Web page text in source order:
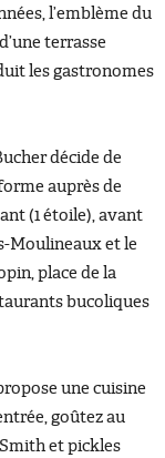
l’emblème du
terrasse
les gastronomes
décide de
auprès de
(1 étoile), avant
Moulineaux et le
place de la
bucoliques
une cuisine
goûtez au
et pickles